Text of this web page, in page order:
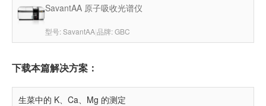
SavantAA 原子吸收光谱仪
型号: SavantAA|品牌: GBC
下载本篇解决方案：
生菜中的 K、Ca、Mg 的测定